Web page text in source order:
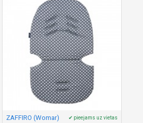
ZAFFIRO (Womar) ✔ pieejams uz vietas